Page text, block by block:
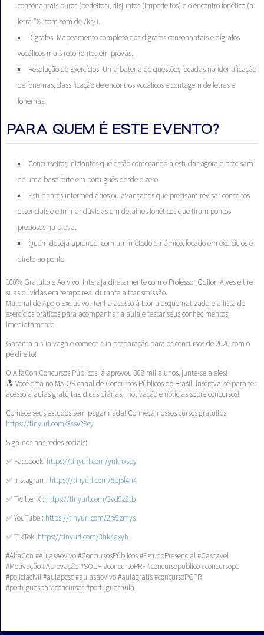
consonantais puros (perfeitos), disjuntos (imperfeitos) e o encontro fonético (a
letra "X" com som de /ks/).
Dígrafos: Mapeamento completo dos dígrafos consonantais e dígrafos
vocálicos mais recorrentes em provas.
Resolução de Exercícios: Uma bateria de questões focadas na identificação
de fonemas, classificação de encontros vocálicos e contagem de letras e
fonemas.
PARA QUEM É ESTE EVENTO?
Concurseiros iniciantes que estão começando a estudar agora e precisam
de uma base forte em português desde o zero.
Estudantes intermediários ou avançados que precisam revisar conceitos
essenciais e eliminar dúvidas em detalhes fonéticos que tiram pontos
preciosos na prova.
Quem deseja aprender com um método dinâmico, focado em exercícios e
direto ao ponto.
100% Gratuito e Ao Vivo: Interaja diretamente com o Professor Odilon Alves e tire
suas dúvidas em tempo real durante a transmissão.
Material de Apoio Exclusivo: Tenha acesso à teoria esquematizada e à lista de
exercícios práticos para acompanhar a aula e testar seus conhecimentos
imediatamente.
Garanta a sua vaga e comece sua preparação para os concursos de 2026 com o
pé direito!
O AlfaCon Concursos Públicos já aprovou 308 mil alunos, junte-se a eles!
🔝 Você está no MAIOR canal de Concursos Públicos do Brasil! Inscreva-se para ter
acesso a aulas gratuitas, dicas diárias, motivação e notícias sobre concursos!
Comece seus estudos sem pagar nada! Conheça nossos cursos gratuitos:
https://tinyurl.com/3ssv28cy
Siga-nos nas redes sociais:
✅ Facebook: https://tinyurl.com/ynkhxsby
✅ Instagram: https://tinyurl.com/5bj5f4h4
✅ Twitter X : https://tinyurl.com/3vd9z2tb
✅ YouTube : https://tinyurl.com/2rx9zmys
✅ TikTok: https://tinyurl.com/3nk4axyh
#AlfaCon #AulasAoVivo #ConcursosPúblicos #EstudoPresencial #Cascavel
#Motivação #Aprovação #SOU+ #concursoPRF #concursopublico #concursopc
#policiacivil #aulapcsc #aulasaovivo #aulagratis #concursoPCPR
#portuguesparaconcursos #portuguesaula